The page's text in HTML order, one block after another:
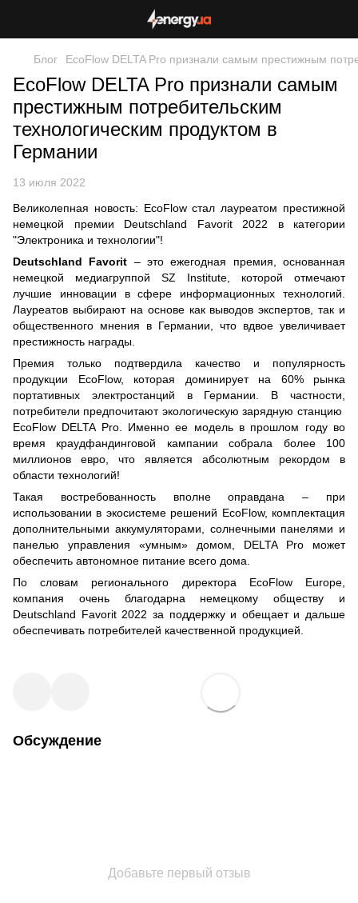
Блог EcoFlow DELTA Pro признали самым престижным
EcoFlow DELTA Pro признали самым
престижным потребительским
технологическим продуктом в
Германии
13 июля 2022
Великолепная новость: EcoFlowстал лауреатом престижной
немецкой премии Deutschland Favorit 2022 в категории
"Электроника и технологии"!
Deutschland Favorit – это ежегодная премия, основанная
немецкой медиагруппой SZ Institute, которой отмечают
лучшие инновации в сфере информационных технологий.
Лауреатов выбирают на основе как выводов экспертов, так и
общественного мнения в Германии, что вдвое увеличивает
престижность награды.
Премия только подтвердила качество и популярность
продукции EcoFlow, которая доминирует на 60% рынка
портативных электростанций в Германии. В частности,
потребители предпочитают экологическую зарядную станцию ​​
EcoFlow DELTA Pro. Именно ее модель в прошлом году во
время краудфандинговой кампании собрала более 100
миллионов евро, что является абсолютным рекордом в
области технологий!
Такая востребованность вполне оправдана – при
использовании в экосистеме решений EcoFlow, комплектация
дополнительными аккумуляторами
солнечными панелями и
панелью управления «умным» домом, DELTA Pro может
обеспечить автономное питание всего дома
По словам регионального директора EcoFlow Europe,
компания очень благодарна немецкому обществу и
Deutschland Favorit 2022 за поддержку и обещает и дальше
обеспечивать потребителей качественной продукцией.
Обсуждение
Добавьте первый отзыв